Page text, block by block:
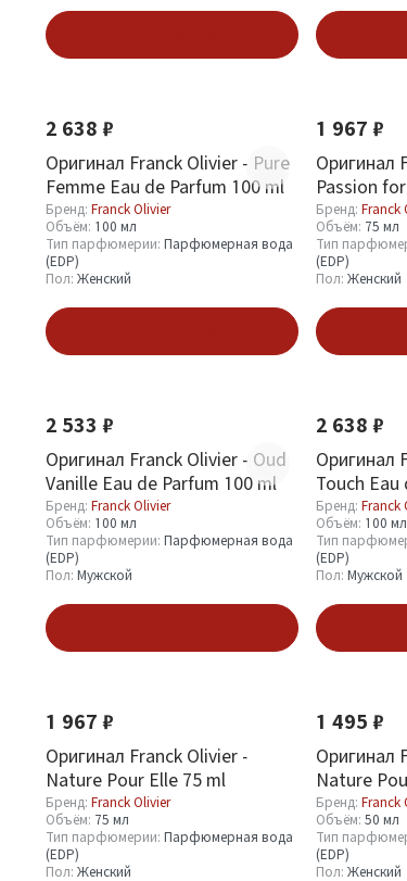
2 638 ₽
Оригинал Franck Olivier - Pure
Femme Eau de Parfum 100 ml
Бренд: Franck Olivier
Объём: 100 мл
Тип парфюмерии: Парфюмерная вода
(EDP)
Пол: Женский
1 967 ₽
Оригинал
Passion
Бренд: Franck
Объём: 75 мл
Тип
(EDP)
Пол: Женский
2 533 ₽
Оригинал Franck Olivier - Oud
Vanille Eau de Parfum 100 ml
Бренд: Franck Olivier
Объём: 100 мл
Тип парфюмерии: Парфюмерная вода
(EDP)
Пол: Мужской
2 638 ₽
Оригинал
Touch Eau
Бренд: Franck
Объём: 100 мл
Тип
(EDP)
Пол: Мужской
1 967 ₽
Оригинал Franck Olivier -
Nature Pour Elle 75 ml
Бренд: Franck Olivier
Объём: 75 мл
Тип парфюмерии: Парфюмерная вода
(EDP)
Пол: Женский
1 495 ₽
Оригинал
Nature
Бренд: Franck
Объём: 50 мл
Тип
(EDP)
Пол: Женский